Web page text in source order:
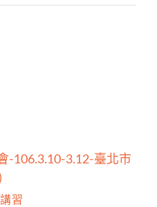
-106.3.10-3.12-臺北市
講習